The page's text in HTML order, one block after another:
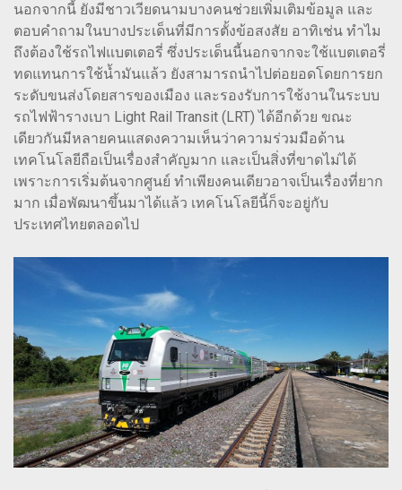
นอกจากนี้ ยังมีชาวเวียดนามบางคนช่วยเพิ่มเติมข้อมูล และ
ตอบคำถามในบางประเด็นที่มีการตั้งข้อสงสัย อาทิเช่น ทำไม
ถึงต้องใช้รถไฟแบตเตอรี่ ซึ่งประเด็นนี้นอกจากจะใช้แบตเตอรี่
ทดแทนการใช้น้ำมันแล้ว ยังสามารถนำไปต่อยอดโดยการยก
ระดับขนส่งโดยสารของเมือง และรองรับการใช้งานในระบบ
รถไฟฟ้ารางเบา Light Rail Transit (LRT) ได้อีกด้วย ขณะ
เดียวกันมีหลายคนแสดงความเห็นว่าความร่วมมือด้าน
เทคโนโลยีถือเป็นเรื่องสำคัญมาก และเป็นสิ่งที่ขาดไม่ได้
เพราะการเริ่มต้นจากศูนย์ ทำเพียงคนเดียวอาจเป็นเรื่องที่ยาก
มาก เมื่อพัฒนาขึ้นมาได้แล้ว เทคโนโลยีนี้ก็จะอยู่กับ
ประเทศไทยตลอดไป